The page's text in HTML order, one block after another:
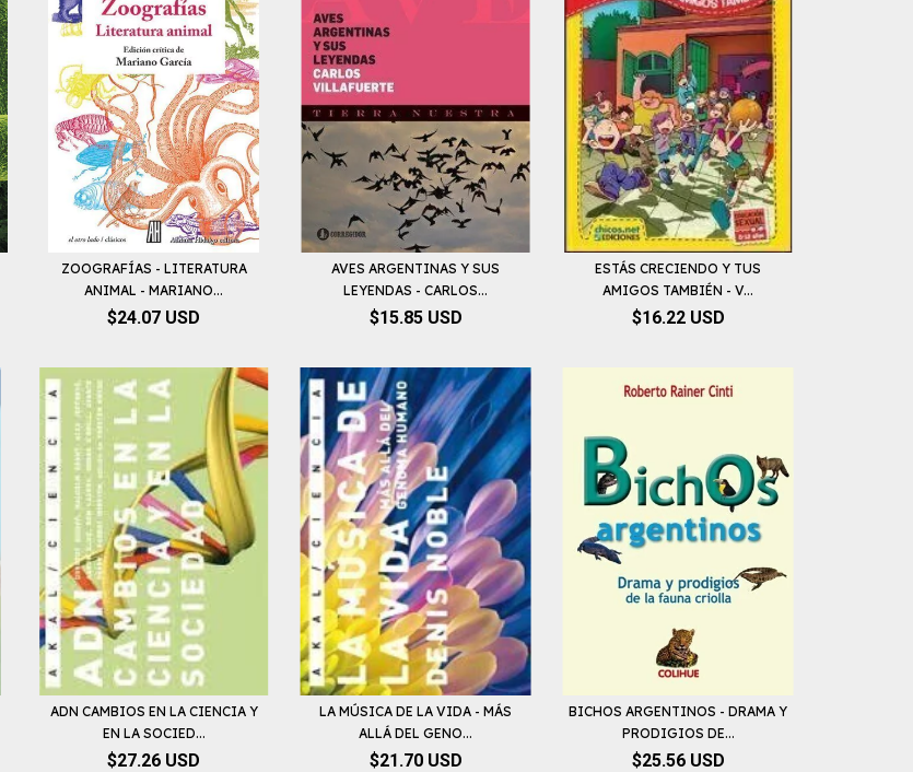
ZOOGRAFÍAS - LITERATURA
ANIMAL - MARIANO...
$24.07 USD
AVES ARGENTINAS Y SUS
LEYENDAS - CARLOS...
$15.85 USD
ESTÁS CRECIENDO Y TUS
AMIGOS TAMBIÉN - V...
$16.22 USD
ADN CAMBIOS EN LA CIENCIA Y
EN LA SOCIED...
$27.26 USD
LA MÚSICA DE LA VIDA - MÁS
ALLÁ DEL GENO...
$21.70 USD
BICHOS ARGENTINOS - DRAMA Y
PRODIGIOS DE...
$25.56 USD